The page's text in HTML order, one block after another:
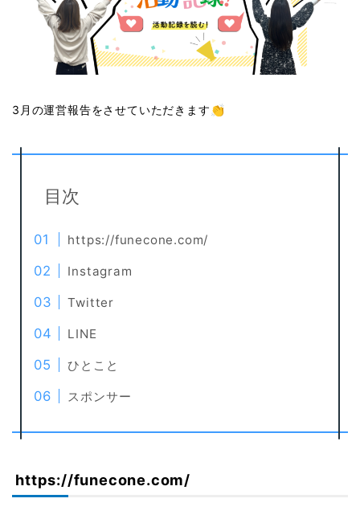
3月の運営報告をさせていただきます👏
目次
https://funecone.com/
Instagram
Twitter
LINE
ひとこと
スポンサー
https://funecone.com/